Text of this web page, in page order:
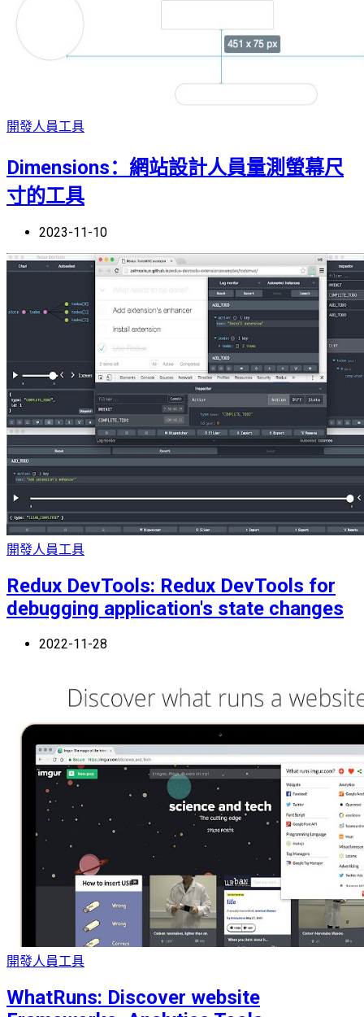
開發人員工具
Dimensions：網站設計人員量測螢幕尺
寸的工具
2023-11-10
開發人員工具
Redux DevTools: Redux DevTools for
debugging application's state changes
2022-11-28
開發人員工具
WhatRuns: Discover website